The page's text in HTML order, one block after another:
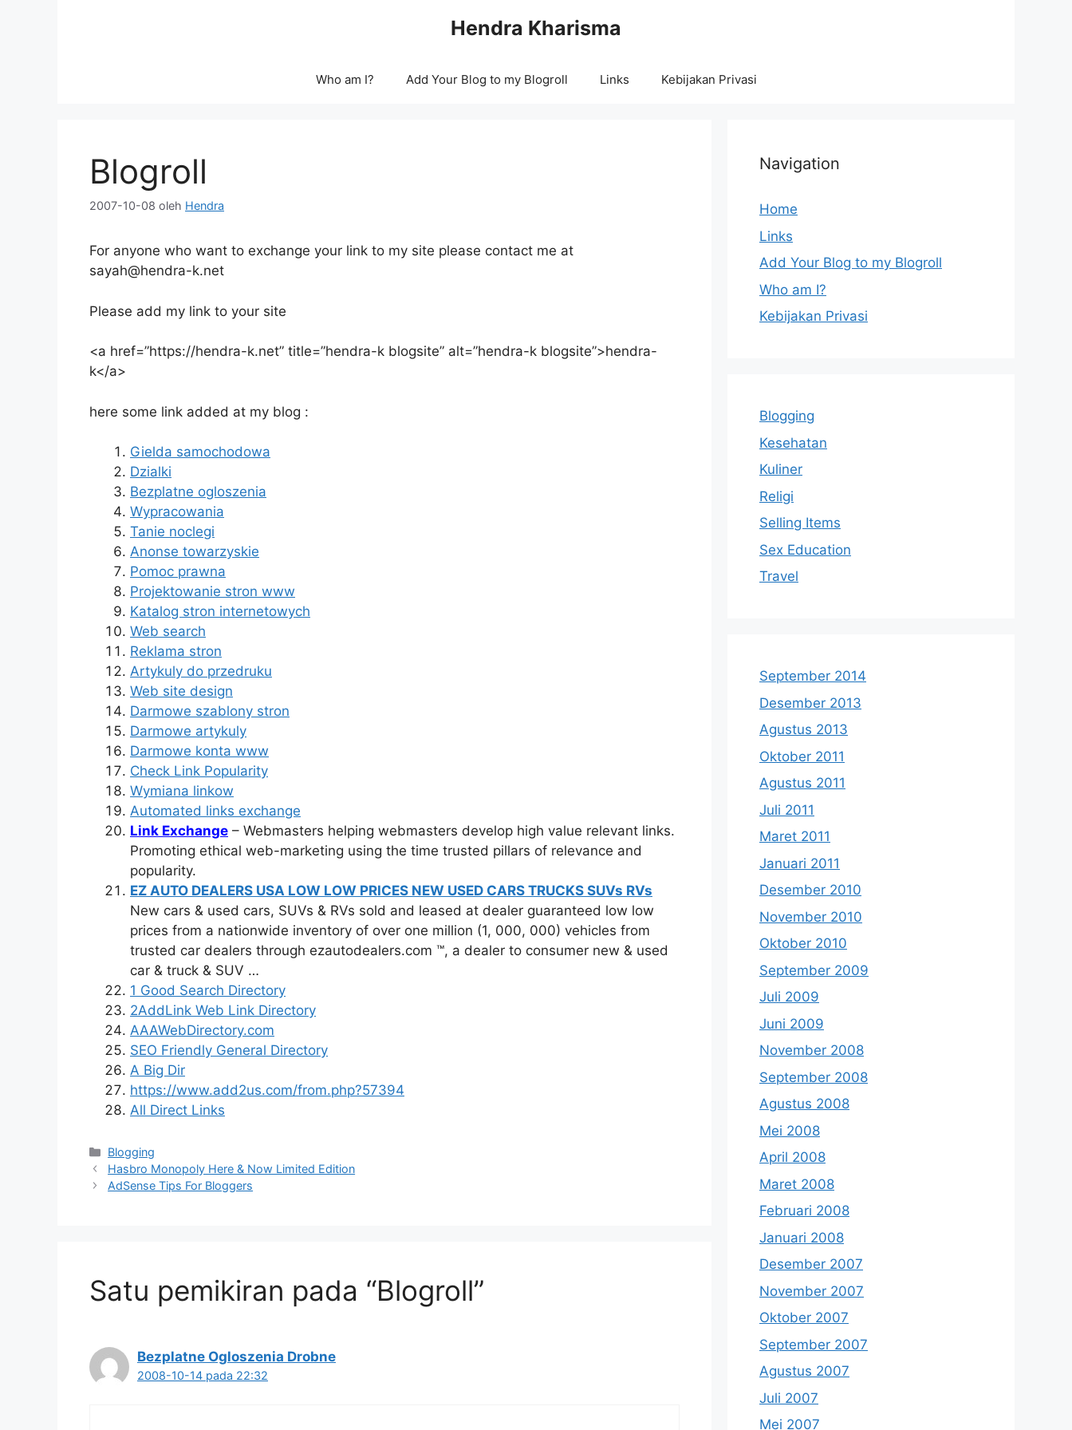
Hendra Kharisma
Who am I? Add Your Blog to my Blogroll Links Kebijakan Privasi
Blogroll
2007-10-08 oleh Hendra
For anyone who want to exchange your link to my site please contact me at
sayah@hendra-k.net
Please add my link to your site
<a href=”https://hendra-k.net” title=”hendra-k blogsite” alt=”hendra-k blogsite”>hendra-
k</a>
here some link added at my blog :
Gielda samochodowa
Dzialki
Bezplatne ogloszenia
Wypracowania
Tanie noclegi
Anonse towarzyskie
Pomoc prawna
Projektowanie stron www
Katalog stron internetowych
Web search
Reklama stron
Artykuly do przedruku
Web site design
Darmowe szablony stron
Darmowe artykuly
Darmowe konta www
Check Link Popularity
Wymiana linkow
Automated links exchange
Link Exchange – Webmasters helping webmasters develop high value relevant links.
Promoting ethical web-marketing using the time trusted pillars of relevance and
popularity.
EZ AUTO DEALERS USA LOW LOW PRICES NEW USED CARS TRUCKS SUVs RVs
New cars & used cars, SUVs & RVs sold and leased at dealer guaranteed low low
prices from a nationwide inventory of over one million (1, 000, 000) vehicles from
trusted car dealers through ezautodealers.com ™, a dealer to consumer new & used
car & truck & SUV …
1 Good Search Directory
2AddLink Web Link Directory
AAAWebDirectory.com
SEO Friendly General Directory
A Big Dir
https://www.add2us.com/from.php?57394
All Direct Links
Kategori
Blogging
Hasbro Monopoly Here & Now Limited Edition
AdSense Tips For Bloggers
Satu pemikiran pada “Blogroll”
Bezplatne Ogloszenia Drobne
2008-10-14 pada 22:32
Navigation
Home
Links
Add Your Blog to my Blogroll
Who am I?
Kebijakan Privasi
Blogging
Kesehatan
Kuliner
Religi
Selling Items
Sex Education
Travel
September 2014
Desember 2013
Agustus 2013
Oktober 2011
Agustus 2011
Juli 2011
Maret 2011
Januari 2011
Desember 2010
November 2010
Oktober 2010
September 2009
Juli 2009
Juni 2009
November 2008
September 2008
Agustus 2008
Mei 2008
April 2008
Maret 2008
Februari 2008
Januari 2008
Desember 2007
November 2007
Oktober 2007
September 2007
Agustus 2007
Juli 2007
Mei 2007